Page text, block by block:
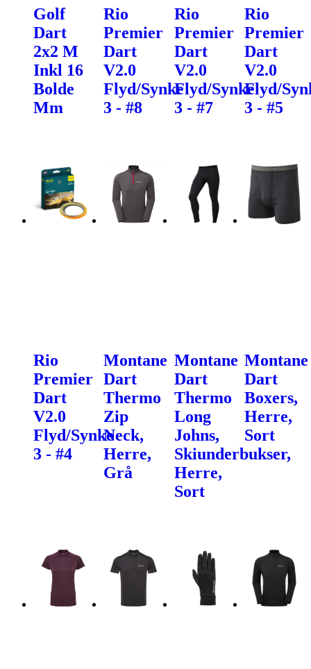
Golf
Dart
2x2 M
Inkl 16
Bolde
Mm
Rio
Premier
Dart
V2.0
Flyd/Synke
3 - #8
Rio
Premier
Dart
V2.0
Flyd/Synke
3 - #7
Rio
Premier
Dart
V2.0
Flyd/
3 - #5
Rio
Premier
Dart
V2.0
Flyd/Synke
3 - #4
Montane
Dart
Thermo
Zip
Neck,
Herre,
Grå
Montane
Dart
Thermo
Long
Johns,
Skiunderbukser,
Herre,
Sort
Montane
Dart
Boxers,
Herre,
Sort